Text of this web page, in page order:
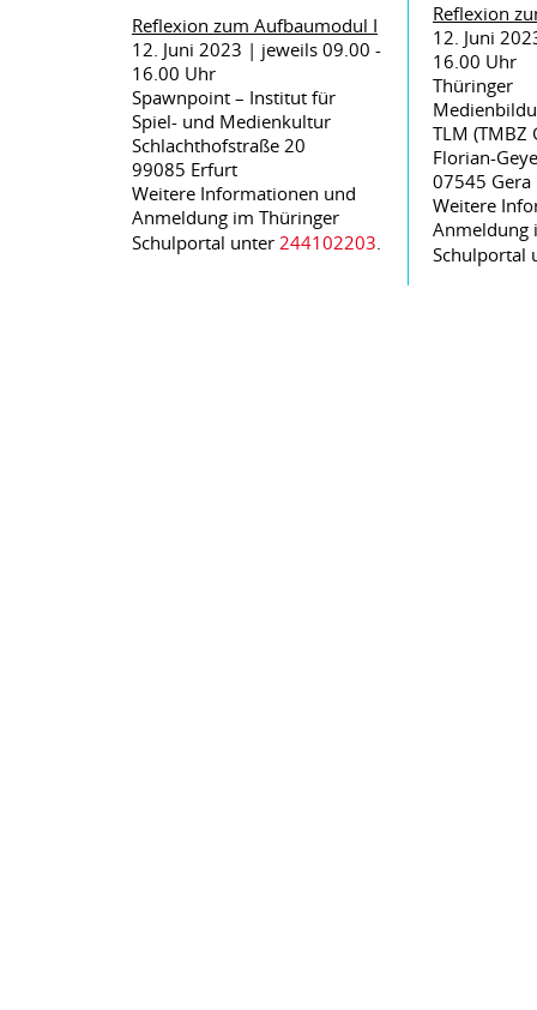
Reflexion zum Aufbaumodul I
12. Juni 2023 | jeweils 09.00 -
16.00 Uhr
Spawnpoint – Institut für
Spiel- und Medienkultur
Schlachthofstraße 20
99085 Erfurt
Weitere Informationen und
Anmeldung im Thüringer
Schulportal unter 244102203.
Reflexion
12. Juni
16.00 Uhr
Thüringer
TLM (TMBZ
Florian-
07545 Gera
Weitere
Anmeldung
Schulportal